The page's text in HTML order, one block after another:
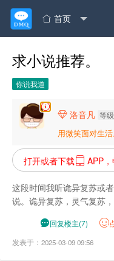
 首页
求小说推荐。
你说我道
 洛音凡 等
用微笑面对生活
打开或者下载 APP
这段时间我听诡异复苏或
说。诡异复苏，灵气复苏
回复楼主(7)
发表于：2025-03-09 09:56